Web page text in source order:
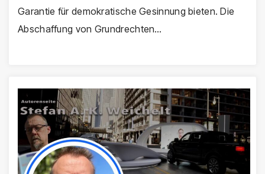
Garantie für demokratische Gesinnung bieten. Die
Abschaffung von Grundrechten…